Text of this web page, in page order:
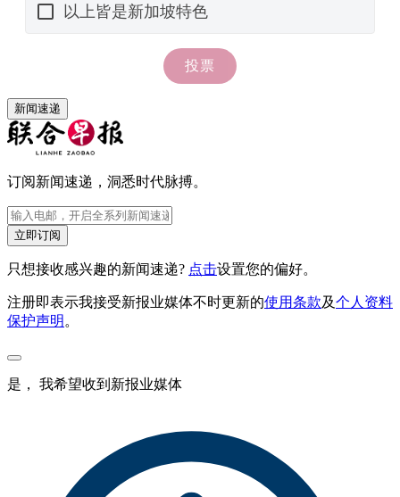
新闻速递
订阅新闻速递，洞悉时代脉搏。
立即订阅
只想接收感兴趣的新闻速递? 点击设置您的偏好。
注册即表示我接受新报业媒体不时更新的使用条款及个人资料
保护声明 。
是， 我希望收到新报业媒体